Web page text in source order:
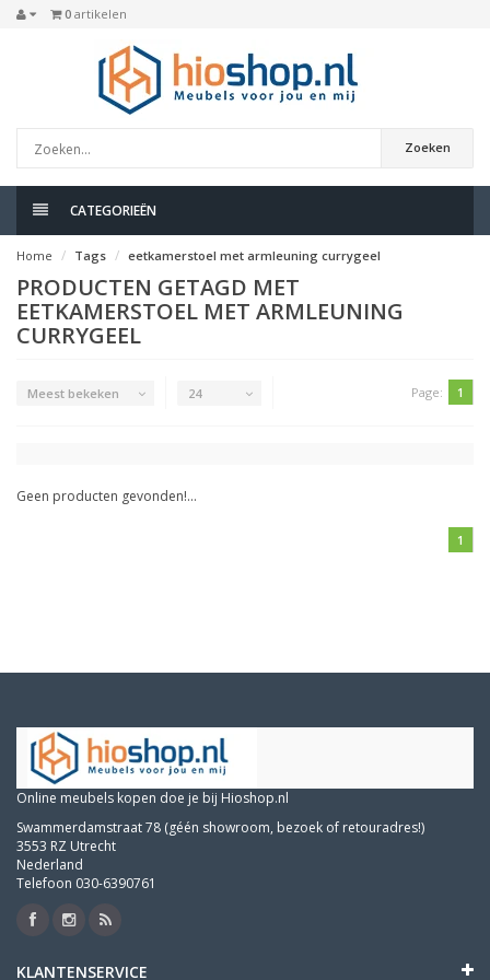
0 artikelen
Zoeken
CATEGORIEËN
Home Tags eetkamerstoel met armleuning currygeel
PRODUCTEN GETAGD MET
EETKAMERSTOEL MET ARMLEUNING
CURRYGEEL
Meest bekeken 24 Page: 1
Geen producten gevonden!...
1
Online meubels kopen doe je bij Hioshop.nl
Swammerdamstraat 78 (géén showroom, bezoek of retouradres!)
3553 RZ Utrecht
Nederland
Telefoon 030-6390761
KLANTENSERVICE